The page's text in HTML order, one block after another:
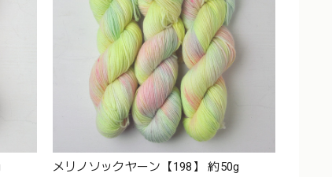
メリノソックヤーン【198】 約50g